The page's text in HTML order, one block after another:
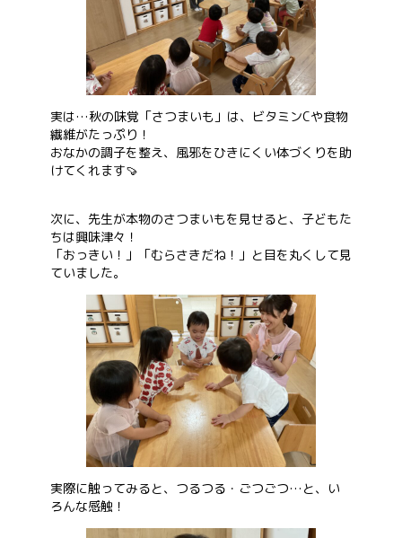
実は…秋の味覚「さつまいも」は、ビタミンCや食物
繊維がたっぷり！
おなかの調子を整え、風邪をひきにくい体づくりを助
けてくれます🍠
次に、先生が本物のさつまいもを見せると、子どもた
ちは興味津々！
「おっきい！」「むらさきだね！」と目を丸くして見
ていました。
実際に触ってみると、つるつる・ごつごつ…と、い
ろんな感触！